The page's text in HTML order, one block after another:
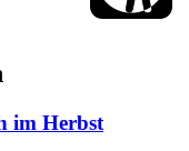
im Herbst